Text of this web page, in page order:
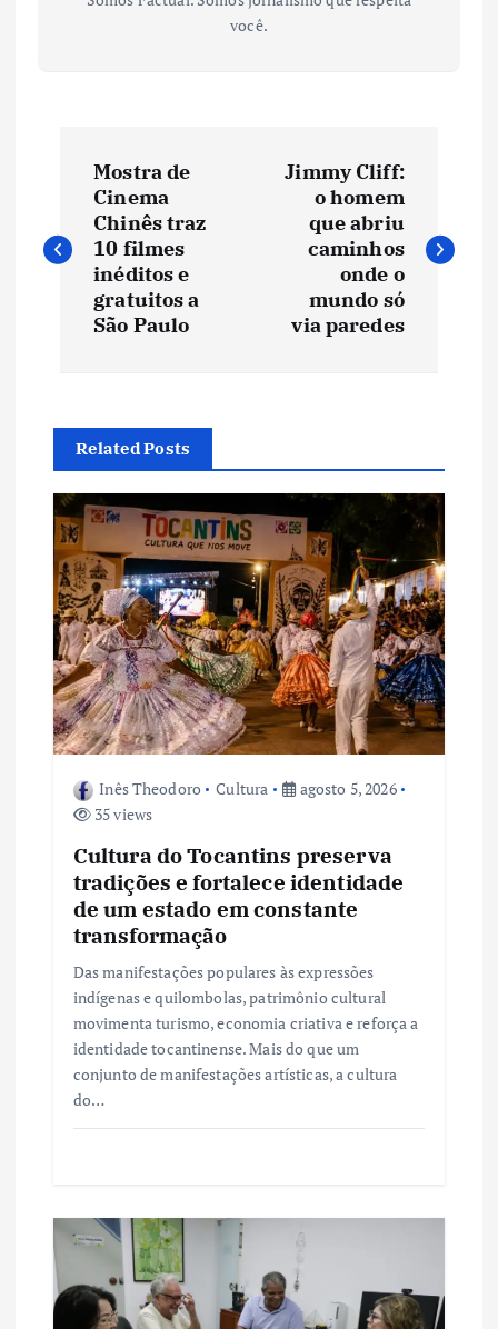
você.
v
a
ç
ã
o
d
e
P
Mostra de
Cinema
Chinês traz
10 filmes
inéditos e
gratuitos a
São Paulo
Jimmy Cliff:
o homem
que abriu
caminhos
onde o
mundo só
via paredes
Related Posts
Inês Theodoro Cultura
agosto 5, 2026
35 views
Cultura do Tocantins preserva
tradições e fortalece identidade
de um estado em constante
transformação
Das manifestações populares às expressões
indígenas e quilombolas, patrimônio cultural
movimenta turismo, economia criativa e reforça a
identidade tocantinense. Mais do que um
conjunto de manifestações artísticas, a cultura
do…